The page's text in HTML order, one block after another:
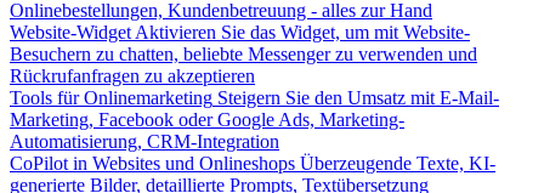
Onlinebestellungen, Kundenbetreuung - alles zur Hand
Website-Widget Aktivieren Sie das Widget, um mit Website-
Besuchern zu chatten, beliebte Messenger zu verwenden und
Rückrufanfragen zu akzeptieren
Tools für Onlinemarketing Steigern Sie den Umsatz mit E-Mail-
Marketing, Facebook oder Google Ads, Marketing-
Automatisierung, CRM-Integration
CoPilot in Websites und Onlineshops Überzeugende Texte, KI-
generierte Bilder, detaillierte Prompts, Textübersetzung